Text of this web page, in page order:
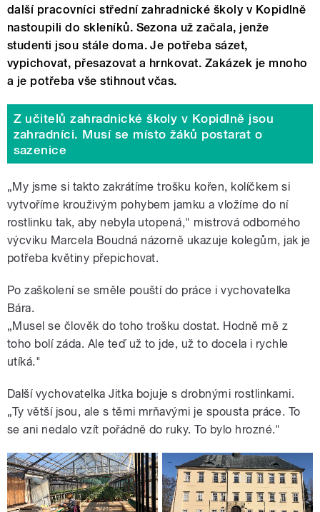
další pracovníci střední zahradnické školy v Kopidlně
nastoupili do skleníků. Sezona už začala, jenže
studenti jsou stále doma. Je potřeba sázet,
vypichovat, přesazovat a hrnkovat. Zakázek je mnoho
a je potřeba vše stihnout včas.
Z učitelů zahradnické školy v Kopidlně jsou
zahradníci. Musí se místo žáků postarat o
sazenice
„My jsme si takto zakrátíme trošku kořen, kolíčkem si
vytvoříme krouživým pohybem jamku a vložíme do ní
rostlinku tak, aby nebyla utopená," mistrová odborného
výcviku Marcela Boudná názorně ukazuje kolegům, jak je
potřeba květiny přepichovat.
Po zaškolení se směle pouští do práce i vychovatelka
Bára.
„Musel se člověk do toho trošku dostat. Hodně mě z
toho bolí záda. Ale teď už to jde, už to docela i rychle
utíká."
Další vychovatelka Jitka bojuje s drobnými rostlinkami.
„Ty větší jsou, ale s těmi mrňavými je spousta práce. To
se ani nedalo vzít pořádně do ruky. To bylo hrozné."